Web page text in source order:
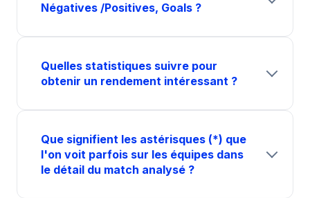
Négatives /Positives, Goals ?
Quelles statistiques suivre pour
obtenir un rendement intéressant ?
Que signifient les astérisques (*) que
l'on voit parfois sur les équipes dans
le détail du match analysé ?